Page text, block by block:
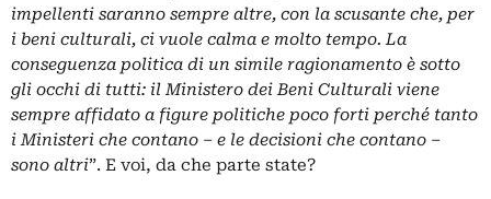
impellenti saranno sempre altre, con la scusante che, per
i beni culturali, ci vuole calma e molto tempo. La
conseguenza politica di un simile ragionamento è sotto
gli occhi di tutti: il Ministero dei Beni Culturali viene
sempre affidato a figure politiche poco forti perché tanto
i Ministeri che contano – e le decisioni che contano –
sono altri”. E voi, da che parte state?